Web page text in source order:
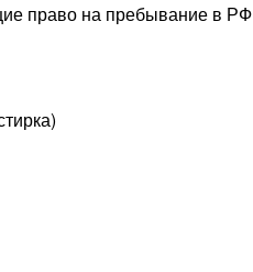
право на пребывание в РФ